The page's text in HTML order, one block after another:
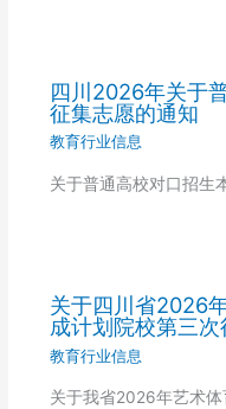
四川2026年关于
征集志愿的通知
教育行业信息
关于普通高校对口招生
关于四川省2026
成计划院校第三
教育行业信息
关于我省2026年艺术